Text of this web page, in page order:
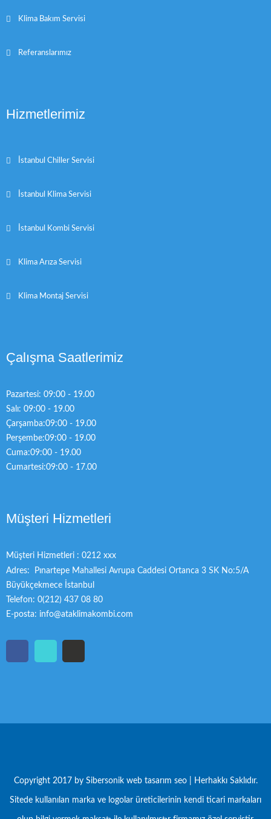
Klima Bakım Servisi
Referanslarımız
Hizmetlerimiz
İstanbul Chiller Servisi
İstanbul Klima Servisi
İstanbul Kombi Servisi
Klima Arıza Servisi
Klima Montaj Servisi
Çalışma Saatlerimiz
Pazartesi: 09:00 - 19.00
Salı: 09:00 - 19.00
Çarşamba:09:00 - 19.00
Perşembe:09:00 - 19.00
Cuma:09:00 - 19.00
Cumartesi:09:00 - 17.00
Müşteri Hizmetleri
Müşteri Hizmetleri : 0212 xxx
Adres: Pınartepe Mahallesi Avrupa Caddesi Ortanca 3 SK No:5/A
Büyükçekmece İstanbul
Telefon: 0(212) 437 08 80
E-posta: info@ataklimakombi.com
Copyright 2017 by Sibersonik web tasarım seo | Herhakkı Saklıdır.
Sitede kullanılan marka ve logolar üreticilerinin kendi ticari markaları